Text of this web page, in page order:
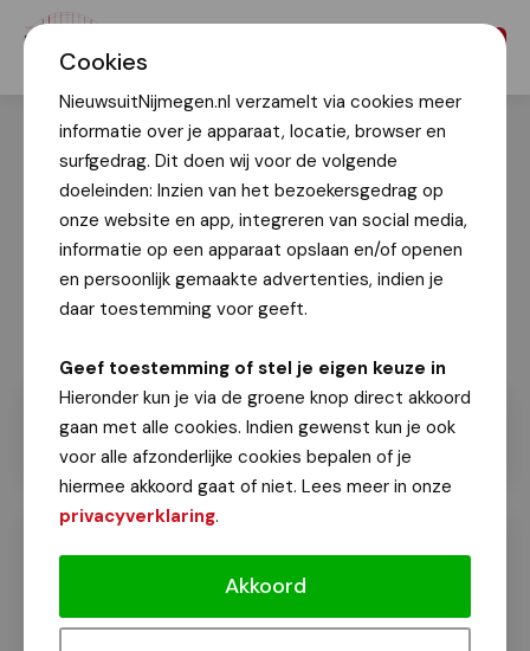
Cookies
NieuwsuitNijmegen.nl verzamelt via cookies meer
informatie over je apparaat, locatie, browser en
surfgedrag. Dit doen wij voor de volgende
doeleinden: Inzien van het bezoekersgedrag op
onze website en app, integreren van social media,
informatie op een apparaat opslaan en/of openen
en persoonlijk gemaakte advertenties, indien je
daar toestemming voor geeft.
Geef toestemming of stel je eigen keuze in
Hieronder kun je via de groene knop direct akkoord
gaan met alle cookies. Indien gewenst kun je ook
voor alle afzonderlijke cookies bepalen of je
hiermee akkoord gaat of niet. Lees meer in onze
privacyverklaring.
Akkoord
Geschiedeniscafé over het alledaags
leven in Nijmegen 1900-1940
Van onze redactie